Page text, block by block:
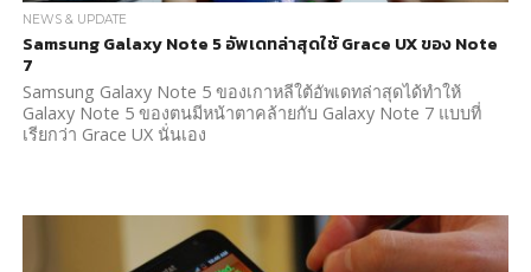
NEWS & UPDATE
Samsung Galaxy Note 5 อัพเดทล่าสุดใช้ Grace UX ของ Note
7
Samsung Galaxy Note 5 ของเกาหลีใต้อัพเดทล่าสุดได้ทำให้
Galaxy Note 5 ของตนมีหน้าตาคล้ายกับ Galaxy Note 7 แบบที่
เรียกว่า Grace UX นั่นเอง